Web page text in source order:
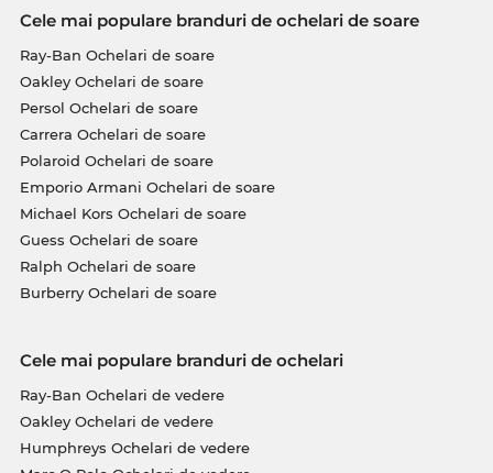
Cele mai populare branduri de ochelari de soare
Ray-Ban Ochelari de soare
Oakley Ochelari de soare
Persol Ochelari de soare
Carrera Ochelari de soare
Polaroid Ochelari de soare
Emporio Armani Ochelari de soare
Michael Kors Ochelari de soare
Guess Ochelari de soare
Ralph Ochelari de soare
Burberry Ochelari de soare
Cele mai populare branduri de ochelari
Ray-Ban Ochelari de vedere
Oakley Ochelari de vedere
Humphreys Ochelari de vedere